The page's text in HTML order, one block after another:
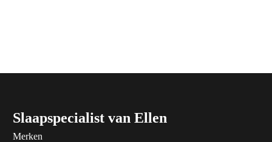
Slaapspecialist van Ellen
Merken